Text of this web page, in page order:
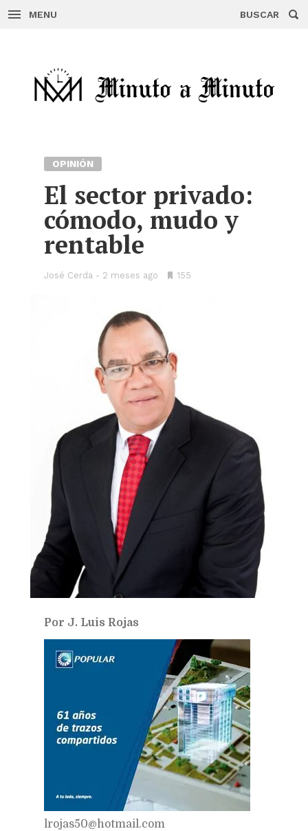
MENU BUSCAR
OPINIÓN
El sector privado:
cómodo, mudo y
rentable
José Cerda 2 meses ago
•155
Por J. Luis Rojas
lrojas50@hotmail.com